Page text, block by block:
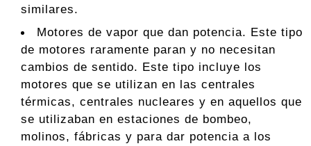
similares.
Motores de vapor que dan potencia. Este tipo
de motores raramente paran y no necesitan
cambios de sentido. Este tipo incluye los
motores que se utilizan en las centrales
térmicas, centrales nucleares y en aquellos que
se utilizaban en estaciones de bombeo,
molinos, fábricas y para dar potencia a los